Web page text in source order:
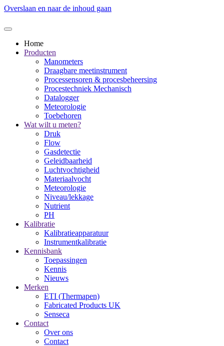
Overslaan en naar de inhoud gaan
Home
Producten
Manometers
Draagbare meetinstrument
Processensoren & procesbeheersing
Procestechniek Mechanisch
Datalogger
Meteorologie
Toebehoren
Wat wilt u meten?
Druk
Flow
Gasdetectie
Geleidbaarheid
Luchtvochtigheid
Materiaalvocht
Meteorologie
Niveau/lekkage
Nutrient
PH
Kalibratie
Kalibratieapparatuur
Instrumentkalibratie
Kennisbank
Toepassingen
Kennis
Nieuws
Merken
ETI (Thermapen)
Fabricated Products UK
Senseca
Contact
Over ons
Contact